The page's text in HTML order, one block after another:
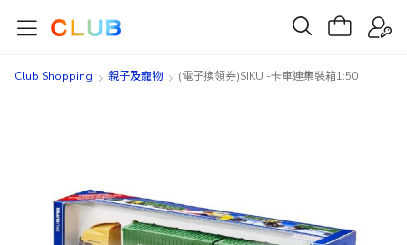
Club Shopping 親子及寵物 (電子換領券)SIKU -卡車連集裝箱1:50
images
images